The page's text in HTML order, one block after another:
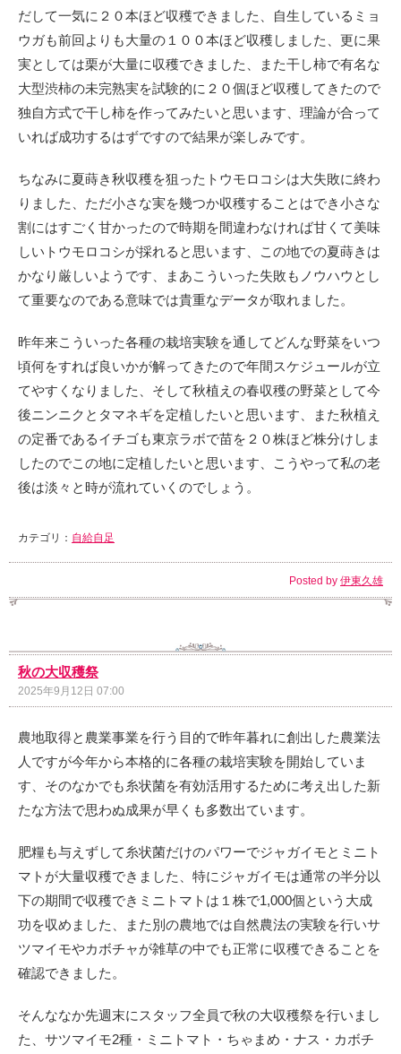
だして一気に２０本ほど収穫できました、自生しているミョ
ウガも前回よりも大量の１００本ほど収穫しました、更に果
実としては栗が大量に収穫できました、また干し柿で有名な
大型渋柿の未完熟実を試験的に２０個ほど収穫してきたので
独自方式で干し柿を作ってみたいと思います、理論が合って
いれば成功するはずですので結果が楽しみです。
ちなみに夏蒔き秋収穫を狙ったトウモロコシは大失敗に終わ
りました、ただ小さな実を幾つか収穫することはでき小さな
割にはすごく甘かったので時期を間違わなければ甘くて美味
しいトウモロコシが採れると思います、この地での夏蒔きは
かなり厳しいようです、まあこういった失敗もノウハウとし
て重要なのである意味では貴重なデータが取れました。
昨年来こういった各種の栽培実験を通してどんな野菜をいつ
頃何をすれば良いかが解ってきたので年間スケジュールが立
てやすくなりました、そして秋植えの春収穫の野菜として今
後ニンニクとタマネギを定植したいと思います、また秋植え
の定番であるイチゴも東京ラボで苗を２０株ほど株分けしま
したのでこの地に定植したいと思います、こうやって私の老
後は淡々と時が流れていくのでしょう。
カテゴリ： 自給自足
Posted by 伊東久雄
秋の大収穫祭
2025年9月12日 07:00
農地取得と農業事業を行う目的で昨年暮れに創出した農業法
人ですが今年から本格的に各種の栽培実験を開始していま
す、そのなかでも糸状菌を有効活用するために考え出した新
たな方法で思わぬ成果が早くも多数出ています。
肥糧も与えずして糸状菌だけのパワーでジャガイモとミニト
マトが大量収穫できました、特にジャガイモは通常の半分以
下の期間で収穫できミニトマトは１株で1,000個という大成
功を収めました、また別の農地では自然農法の実験を行いサ
ツマイモやカボチャが雑草の中でも正常に収穫できることを
確認できました。
そんななか先週末にスタッフ全員で秋の大収穫祭を行いまし
た、サツマイモ2種・ミニトマト・ちゃまめ・ナス・カボチ